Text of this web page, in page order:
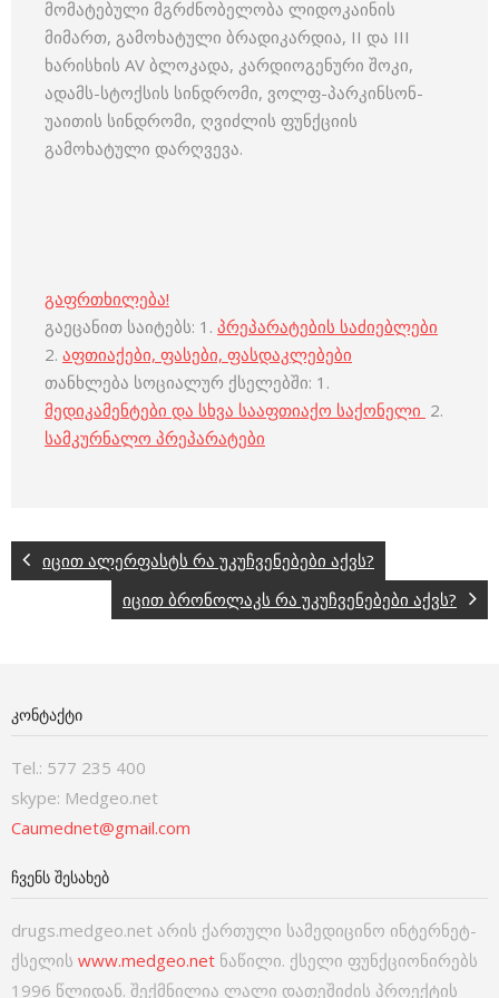
მომატებული მგრძნობელობა ლიდოკაინის
მიმართ, გამოხატული ბრადიკარდია, II და III
ხარისხის AV ბლოკადა, კარდიოგენური შოკი,
ადამს-სტოქსის სინდრომი, ვოლფ-პარკინსონ-
უაითის სინდრომი, ღვიძლის ფუნქციის
გამოხატული დარღვევა.
გაფრთხილება!
გაეცანით საიტებს: 1. პრეპარატების საძიებლები
2. აფთიაქები, ფასები, ფასდაკლებები
თანხლება სოციალურ ქსელებში: 1.
მედიკამენტები და სხვა სააფთიაქო საქონელი 2.
სამკურნალო პრეპარატები
იცით ალერფასტს რა უკუჩვენებები აქვს?
იცით ბრონოლაკს რა უკუჩვენებები აქვს?
ᲙᲝᲜᲢᲐᲥᲢᲘ
Tel.: 577 235 400
skype: Medgeo.net
Caumednet@gmail.com
ᲩᲕᲔᲜᲡ ᲨᲔᲡᲐᲮᲔᲑ
drugs.medgeo.net არის ქართული სამედიცინო ინტერნეტ-
ქსელის www.medgeo.net ნაწილი. ქსელი ფუნქციონირებს
1996 წლიდან. შექმნილია ლალი დათეშიძის პროექტის